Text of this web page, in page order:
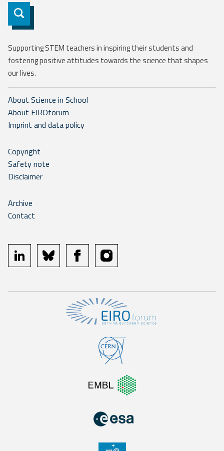
Subscribe
Supporting STEM teachers in inspiring their students and
fostering positive attitudes towards the science that shapes
our lives.
About Science in School
About EIROforum
Imprint and data policy
Copyright
Safety note
Disclaimer
Archive
Contact
linkedin bluesky facebookinstagram